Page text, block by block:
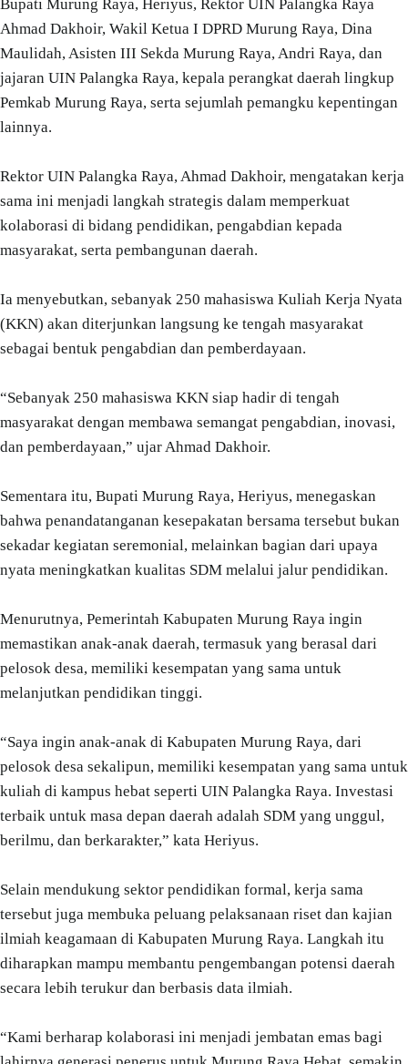
Bupati Murung Raya, Heriyus, Rektor UIN Palangka Raya
Ahmad Dakhoir, Wakil Ketua I DPRD Murung Raya, Dina
Maulidah, Asisten III Sekda Murung Raya, Andri Raya, dan
jajaran UIN Palangka Raya, kepala perangkat daerah lingkup
Pemkab Murung Raya, serta sejumlah pemangku kepentingan
lainnya.
Rektor UIN Palangka Raya, Ahmad Dakhoir, mengatakan kerja
sama ini menjadi langkah strategis dalam memperkuat
kolaborasi di bidang pendidikan, pengabdian kepada
masyarakat, serta pembangunan daerah.
Ia menyebutkan, sebanyak 250 mahasiswa Kuliah Kerja Nyata
(KKN) akan diterjunkan langsung ke tengah masyarakat
sebagai bentuk pengabdian dan pemberdayaan.
“Sebanyak 250 mahasiswa KKN siap hadir di tengah
masyarakat dengan membawa semangat pengabdian, inovasi,
dan pemberdayaan,” ujar Ahmad Dakhoir.
Sementara itu, Bupati Murung Raya, Heriyus, menegaskan
bahwa penandatanganan kesepakatan bersama tersebut bukan
sekadar kegiatan seremonial, melainkan bagian dari upaya
nyata meningkatkan kualitas SDM melalui jalur pendidikan.
Menurutnya, Pemerintah Kabupaten Murung Raya ingin
memastikan anak-anak daerah, termasuk yang berasal dari
pelosok desa, memiliki kesempatan yang sama untuk
melanjutkan pendidikan tinggi.
“Saya ingin anak-anak di Kabupaten Murung Raya, dari
pelosok desa sekalipun, memiliki kesempatan yang sama untuk
kuliah di kampus hebat seperti UIN Palangka Raya. Investasi
terbaik untuk masa depan daerah adalah SDM yang unggul,
berilmu, dan berkarakter,” kata Heriyus.
Selain mendukung sektor pendidikan formal, kerja sama
tersebut juga membuka peluang pelaksanaan riset dan kajian
ilmiah keagamaan di Kabupaten Murung Raya. Langkah itu
diharapkan mampu membantu pengembangan potensi daerah
secara lebih terukur dan berbasis data ilmiah.
“Kami berharap kolaborasi ini menjadi jembatan emas bagi